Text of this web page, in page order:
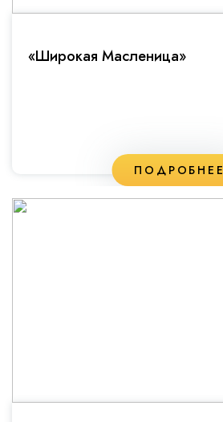
«Широкая Масленица»
ПОДРОБНЕЕ